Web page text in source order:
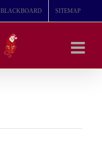
BLACKBOARD SITEMAP